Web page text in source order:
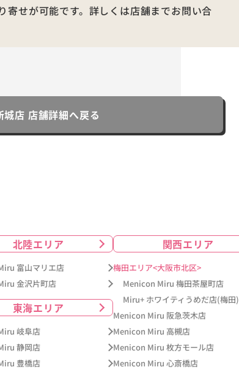
寄せが可能です。詳しくは店舗までお問い合
店 店舗詳細へ戻る
北陸エリア
富山マリエ店
金沢片町店
東海エリア
岐阜店
静岡店
豊橋店
関西エリア
梅田エリア<大阪市北区>
Menicon Miru 梅田茶屋町店
Miru+ ホワイティうめだ店(梅田)
Menicon Miru 阪急茨木店
Menicon Miru 高槻店
Menicon Miru 枚方モール店
Menicon Miru 心斎橋店